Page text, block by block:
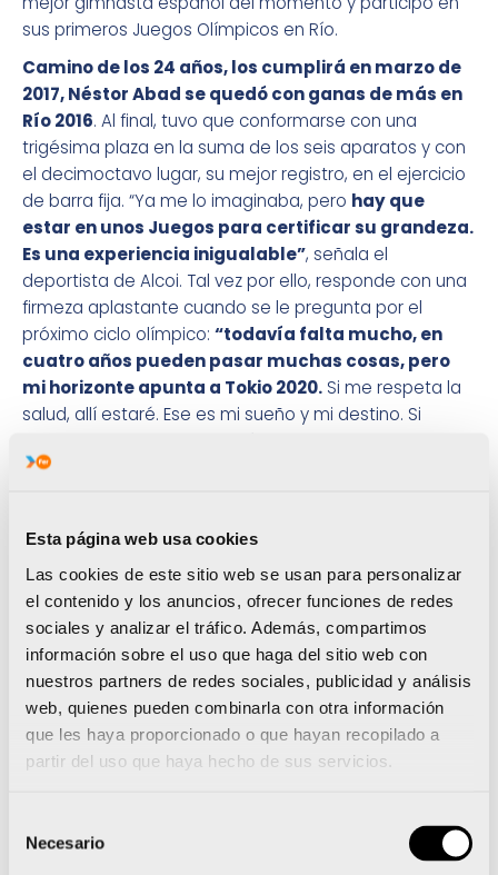
Esta página web usa cookies
Las cookies de este sitio web se usan para personalizar
el contenido y los anuncios, ofrecer funciones de redes
sociales y analizar el tráfico. Además, compartimos
información sobre el uso que haga del sitio web con
nuestros partners de redes sociales, publicidad y análisis
web, quienes pueden combinarla con otra información
que les haya proporcionado o que hayan recopilado a
partir del uso que haya hecho de sus servicios.
Necesario
sus primeros Juegos Olímpicos en Río.
Camino de los 24 años, los cumplirá en marzo de
2017, Néstor Abad se quedó con ganas de más en
Río 2016. Al final, tuvo que conformarse con una
trigésima plaza en la suma de los seis aparatos y con
el decimoctavo lugar, su mejor registro, en el ejercicio
de barra fija. “Ya me lo imaginaba, pero hay que
estar en unos Juegos para certificar su grandeza.
Es una experiencia inigualable”, señala el
deportista de Alcoi. Tal vez por ello, responde con una
firmeza aplastante cuando se le pregunta por el
próximo ciclo olímpico: “todavía falta mucho, en
cuatro años pueden pasar muchas cosas, pero
mi horizonte apunta a Tokio 2020. Si me respeta la
salud, allí estaré. Ese es mi sueño y mi destino. Si
que en Río.
completa”, explica Néstor Abad.
Su paso por la Copa del Mundo de Cottbus,una
competición de un apreciable nivel participativo,ha
ofrecido buenos resultados.Se enfrentó a dos
ejercicios, anillas y barra fija. Y en ambas
modalidades alcanzó la final y ocupó sendas
quintas plazas.“El reencuentro con la alta
competición ha resultado muy positivo.He
experimentado buenas sensaciones. Y ya
anillas me atreví con la misma salida en la que me
lesioné en 2014. He perdido el miedo, he ganado en